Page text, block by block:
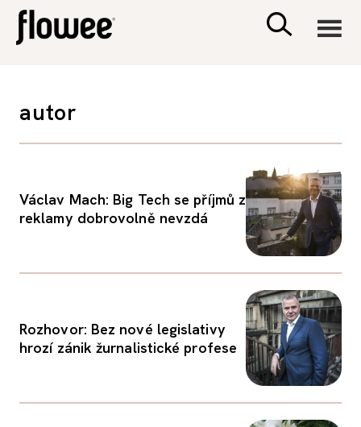
PORADNA
autor
Václav Mach: Big Tech se příjmů z
reklamy dobrovolně nevzdá
Rozhovor: Bez nové legislativy
hrozí zánik žurnalistické profese